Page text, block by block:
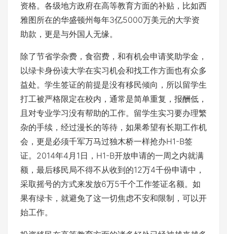
资格。各级地方政府在高等教育方面的补贴，比如西
雅图所在的华盛顿州每年3亿5000万美元的大学资
助款，更是与外国人无缘。
除了节省学杂费，食宿费，和有机会申请奖助学金，
以绿卡身份读大学在实习机会和找工作方面也有众多
益处。学生签证的前提是没有移民倾向，所以留学生
打工被严格限定在校内，通常是简单重复，报酬低，
且对专业学习没有帮助的工作。留学生实习要办理繁
杂的手续，经过漫长的等待，如果希望有长期工作机
会，更是必须千军万马过独木桥一样抢办H1-B签
证。2014年4月1日，H1-B开放申请的一周之内就满
额，最后移民局不得不从收到的12万4千份申请中，
采取摇号的方式来发放6万5千个工作签证名额。如
果有绿卡，就避免了这一切焦虑不安和限制，可以开
始工作。